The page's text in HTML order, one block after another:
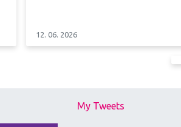
12. 06. 2026
My Tweets